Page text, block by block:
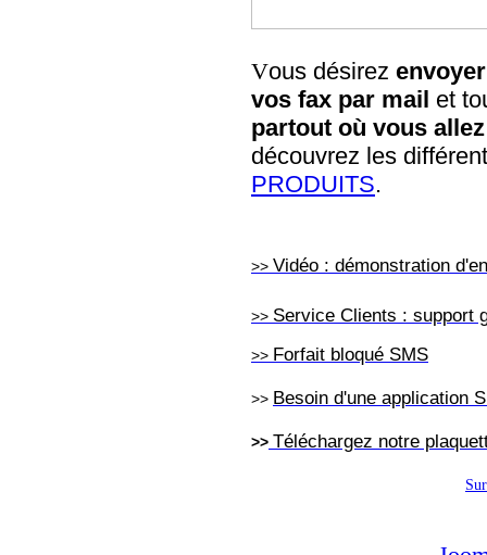
Vous désirez
vos fax par mail et
partout où vous allez
découvrez les
PRODUITS.
>> Vidéo : démonstration
>> Service Clients : support
>> Forfait bloqué SMS
>> Besoin d'une application
>> Téléchargez notre